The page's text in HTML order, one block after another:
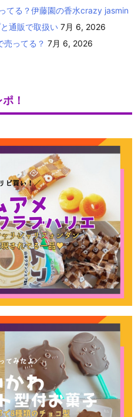
てる？伊藤園の香水crazy jasmin
通販で取扱い 7月 6, 2026
売ってる？ 7月 6, 2026
！